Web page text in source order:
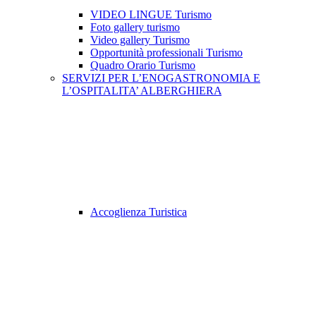
VIDEO LINGUE Turismo
Foto gallery turismo
Video gallery Turismo
Opportunità professionali Turismo
Quadro Orario Turismo
SERVIZI PER L’ENOGASTRONOMIA E
L’OSPITALITA’ ALBERGHIERA
Accoglienza Turistica